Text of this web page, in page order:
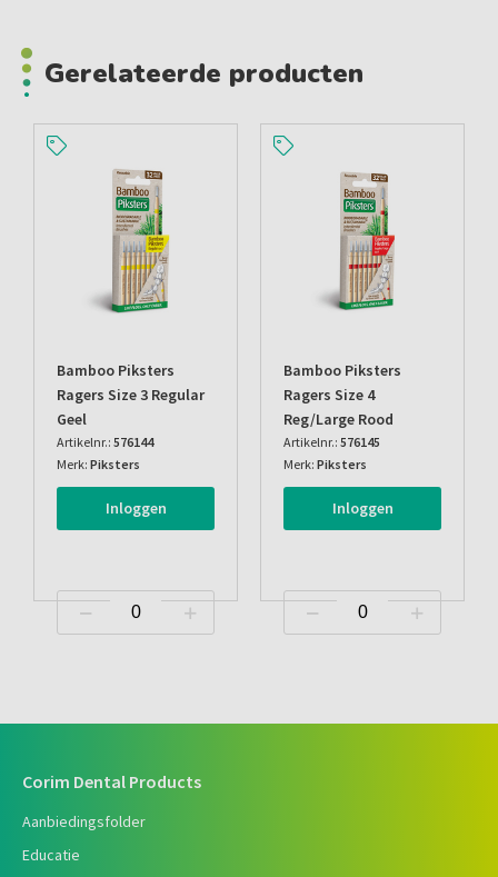
Gerelateerde producten
Bamboo Piksters
Ragers Size 3 Regular
Geel
Artikelnr.: 576144
Merk: Piksters
Inloggen
Bamboo Piksters
Ragers Size 4
Reg/large Rood
Artikelnr.: 576145
Merk: Piksters
Inloggen
Corim Dental Products
Aanbiedingsfolder
Educatie